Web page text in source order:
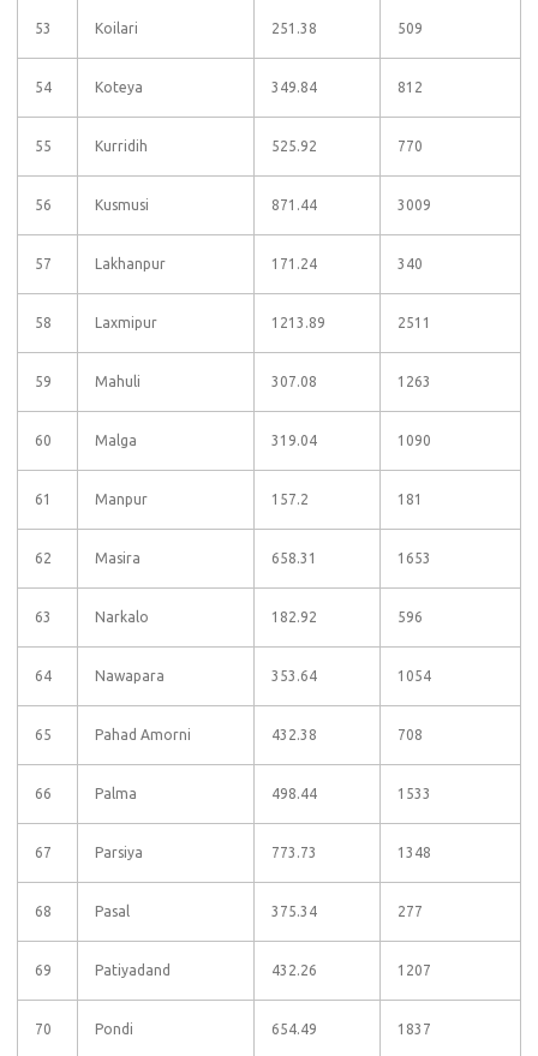
53 Koilari 251.38 509
54 Koteya 349.84 812
55 Kurridih 525.92 770
56 Kusmusi 871.44 3009
57 Lakhanpur 171.24 340
58 Laxmipur 1213.89 2511
59 Mahuli 307.08 1263
60 Malga 319.04 1090
61 Manpur 157.2 181
62 Masira 658.31 1653
63 Narkalo 182.92 596
64 Nawapara 353.64 1054
65 Pahad Amorni 432.38 708
66 Palma 498.44 1533
67 Parsiya 773.73 1348
68 Pasal 375.34 277
69 Patiyadand 432.26 1207
70 Pondi 654.49 1837